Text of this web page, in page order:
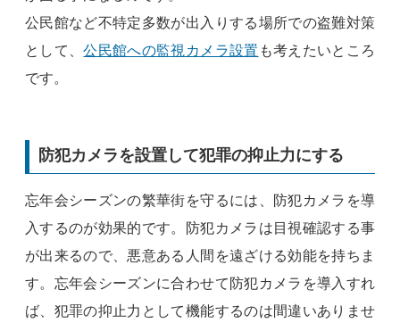
公民館など不特定多数が出入りする場所での盗難対策
として、公民館への監視カメラ設置 も考えたいところ
です。
防犯カメラを設置して犯罪の抑止力にする
忘年会シーズンの繁華街を守るには、防犯カメラを導
入するのが効果的です。防犯カメラは目視確認する事
が出来るので、悪意ある人間を遠ざける効能を持ちま
す。忘年会シーズンに合わせて防犯カメラを導入すれ
ば、犯罪の抑止力として機能するのは間違いありませ